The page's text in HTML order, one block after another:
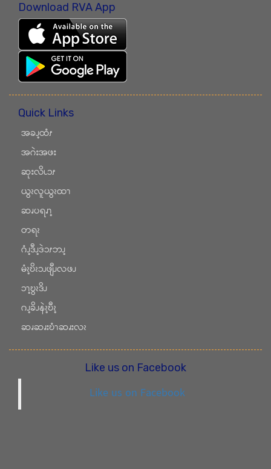
Download RVA App
Quick Links
အခၪ့ထံၭ
အဂဲးအဖး
ဆုးလိၬၥၭ
ယွၩလူယွၩထၫ
ဆၧပရၧၫ့
တရၩ
ဂံၪ့ဒီၪ့ဒဲၥၭဘၪ့
မံၩ့ဎိၩၥၪဖျီၪလဖၪ
ၥၫ့ဎွၩဒိၪ
ဂၪ့ခိၪနဲၩ့ဎီၩ့
ဆၧဆၧးဎံၫဆၧးလၩ
Like us on Facebook
Like us on Facebook